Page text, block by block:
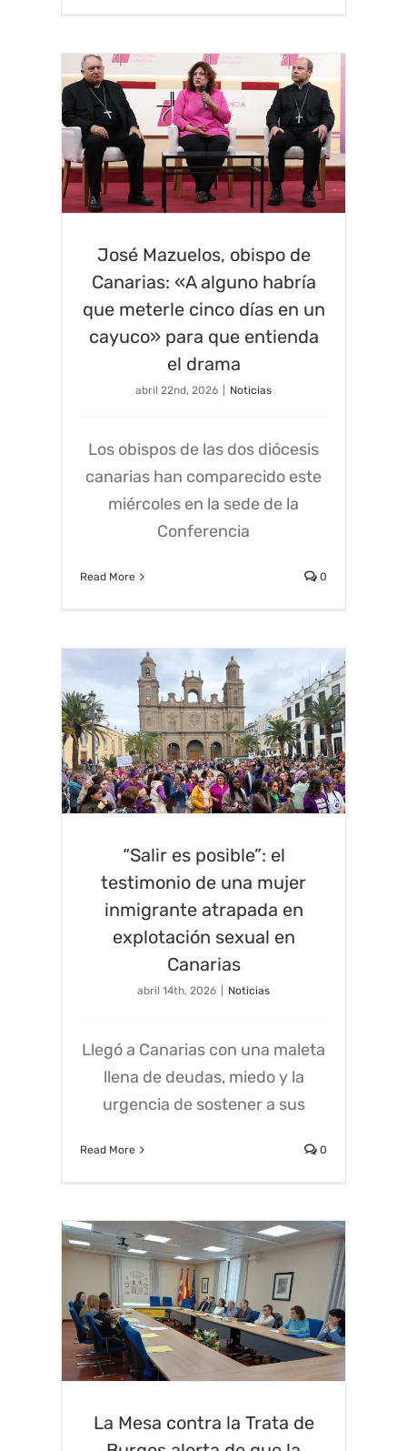
José Mazuelos, obispo de
Canarias: «A alguno habría
que meterle cinco días en un
cayuco» para que entienda
el drama
abril 22nd, 2026 Noticias
Los obispos de las dos diócesis
canarias han comparecido este
miércoles en la sede de la
Conferencia
Read More 0
“Salir es posible”: el
testimonio de una mujer
inmigrante atrapada en
explotación sexual en
Canarias
abril 14th, 2026 Noticias
Llegó a Canarias con una maleta
llena de deudas, miedo y la
urgencia de sostener a sus
Read More 0
La Mesa contra la Trata de